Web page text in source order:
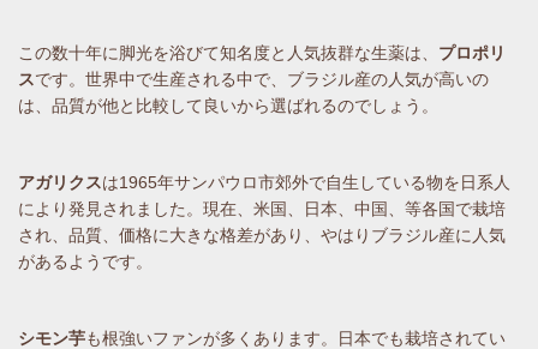
この数十年に脚光を浴びて知名度と人気抜群な生薬は、 プロポリ
スです。世界中で生産される中で、ブラジル産の人気が高いの
は、品質が他と比較して良いから選ばれるのでしょう。
アガリクスは1965年サンパウロ市郊外で自生している物を日系人
により発見されました。現在、米国、日本、中国、等各国で栽培
され、品質、価格に大きな格差があり、やはりブラジル産に人気
があるようです。
シモン芋も根強いファンが多くあります。日本でも栽培されてい